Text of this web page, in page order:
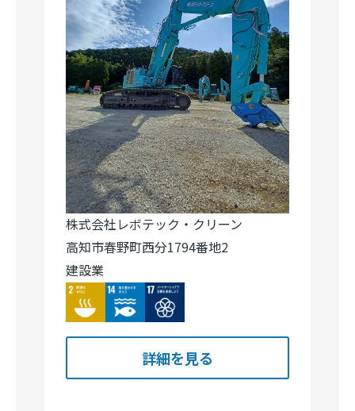
株式会社レボテック・クリーン
高知市春野町西分1794番地2
建設業
Image Image Image
詳細を見る